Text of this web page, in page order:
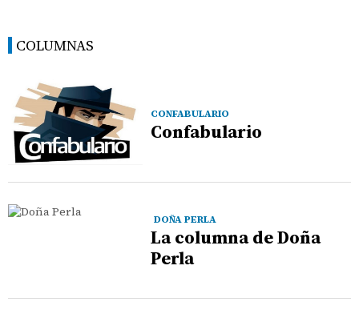
COLUMNAS
CONFABULARIO
Confabulario
DOÑA PERLA
La columna de Doña
Perla